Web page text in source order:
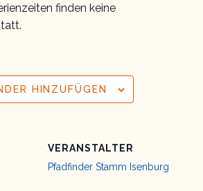
finden keine
HINZUFÜGEN
VERANSTALTER
Pfadfinder Stamm Isenburg